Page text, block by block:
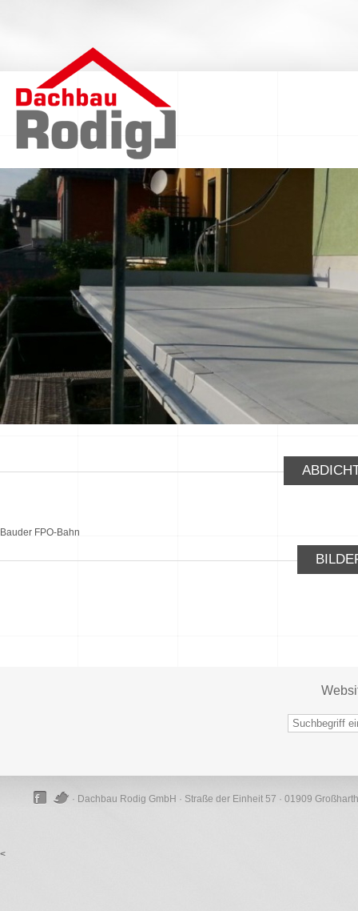
Bauder FPO-Bahn
· Dachbau Rodig GmbH · Straße der Einheit 57 · 01909
<